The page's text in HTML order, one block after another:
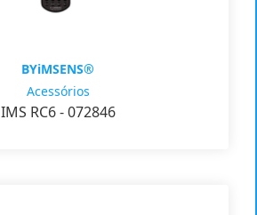
BYiMSENS®
Acessórios
IMS RC6 - 072846